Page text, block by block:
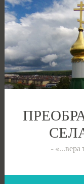
Перейти
к
содержимому
«…вера